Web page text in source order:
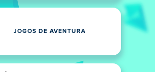
JOGOS DE AVENTURA